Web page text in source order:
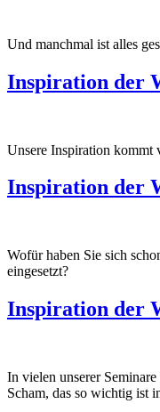
Und manchmal ist alles
Inspiration der
Unsere Inspiration kommt
Inspiration der
Wofür haben Sie sich
eingesetzt?
Inspiration der
In vielen unserer
Scham, das so wichtig ist